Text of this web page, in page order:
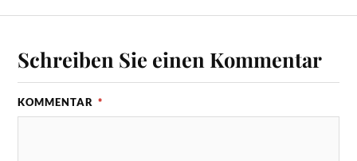
Schreiben Sie einen Kommentar
KOMMENTAR *